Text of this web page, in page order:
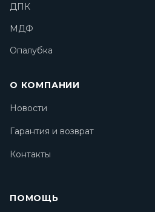
ДПК
МДФ
Опалубка
О КОМПАНИИ
Новости
Гарантия и возврат
Контакты
ПОМОЩЬ